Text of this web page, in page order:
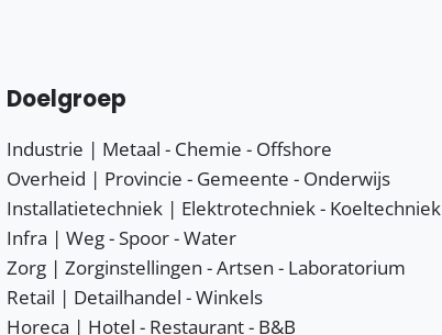
Doelgroep
Industrie | Metaal - Chemie - Offshore
Overheid | Provincie - Gemeente - Onderwijs
Installatietechniek | Elektrotechniek - Koeltechniek
Infra | Weg - Spoor - Water
Zorg | Zorginstellingen - Artsen - Laboratorium
Retail | Detailhandel - Winkels
Horeca | Hotel - Restaurant - B&B